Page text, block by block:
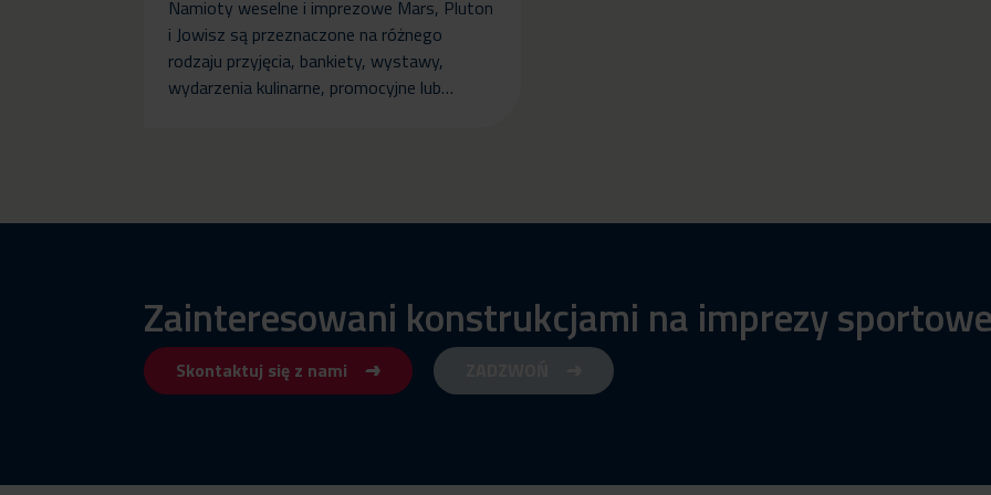
Namioty weselne i imprezowe Mars, Pluton
i Jowisz są przeznaczone na różnego
rodzaju przyjęcia, bankiety, wystawy,
wydarzenia kulinarne, promocyjne lub…
Zainteresowani konstrukcjami na imprezy
Skontaktuj się z nami